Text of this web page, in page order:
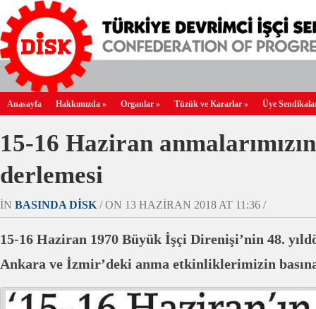
Anasayfa Hakkımızda » Organlar » Tüzük ve Kararlar » Üye
15-16 Haziran
derlemesi
IN BASINDA DİSK/ ON 13 HAZIRAN 2018 AT 11:36 /
15-16 Haziran 1970 Büyük İşçi Direnişi’nin 48.
Ankara ve İzmir’deki anma etkinliklerimizin